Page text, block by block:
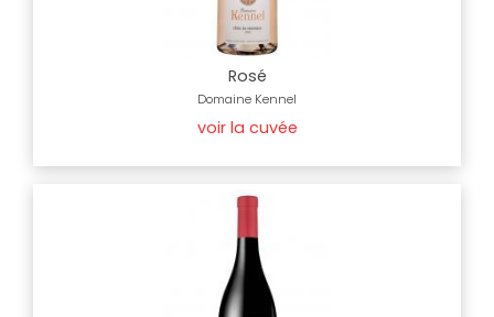
Rosé
Domaine Kennel
voir la cuvée